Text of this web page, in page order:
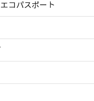
コパスポート